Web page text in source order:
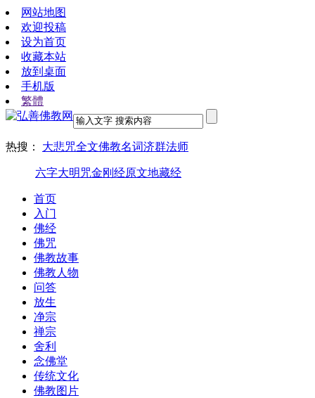
网站地图
欢迎投稿
设为首页
收藏本站
放到桌面
手机版
繁體
热搜： 大悲咒全文佛教名词济群法师
六字大明咒金刚经原文地藏经
首页
入门
佛经
佛咒
佛教故事
佛教人物
问答
放生
净宗
禅宗
舍利
念佛堂
传统文化
佛教图片